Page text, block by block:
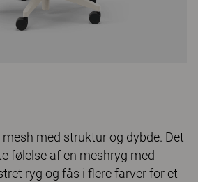
med struktur og dybde. Det
følelse af en meshryg med
ryg og fås i flere farver for et